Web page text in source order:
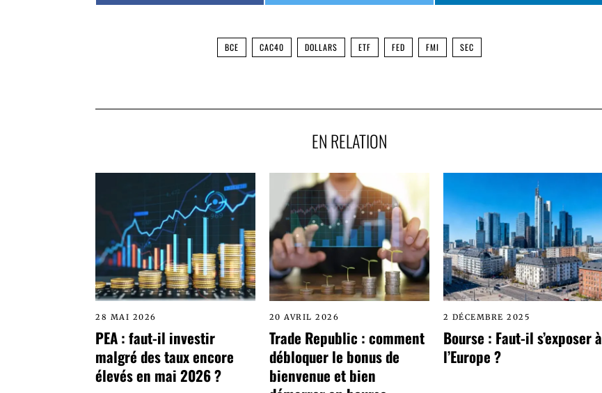
BCE CAC40 DOLLARS ETF FED FMI SEC
EN RELATION
28 MAI 2026
PEA : faut-il investir
malgré des taux encore
élevés en mai 2026 ?
20 AVRIL 2026
Trade Republic : comment
débloquer le bonus de
bienvenue et bien
2 DÉCEMBRE 2025
Bourse : Faut-il s’exposer à
l’Europe ?